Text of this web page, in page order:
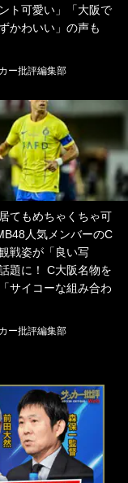
ト可愛い」「大阪で
かわいい」の声も
ー批評編集部
居てもめちゃくちゃ可
人気メンバーのC
戦姿が「良い写
題に！ C大阪名物を
サイコーな組み合わ
ー批評編集部